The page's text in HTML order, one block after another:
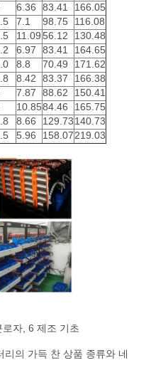
6.36 83.41
166.05
7.1 98.75
116.08
11.0956.12
130.48
6.97 83.41
164.65
8.8 70.49
171.62
8.42 83.37
166.38
7.87 88.62
150.41
10.8584.46
165.75
8.66 129.73140.73
5.96 158.07219.03
자, 6 제조 기초
의 가득 찬 상품 종류와 네